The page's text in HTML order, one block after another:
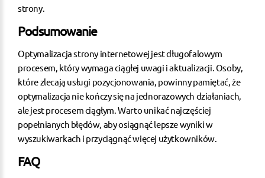
strony.
Podsumowanie
Optymalizacja strony internetowej jest długofalowym
procesem, który wymaga ciągłej uwagi i aktualizacji. Osoby,
które zlecają usługi pozycjonowania, powinny pamiętać, że
optymalizacja nie kończy się na jednorazowych działaniach,
ale jest procesem ciągłym. Warto unikać najczęściej
popełnianych błędów, aby osiągnąć lepsze wyniki w
wyszukiwarkach i przyciągnąć więcej użytkowników.
FAQ